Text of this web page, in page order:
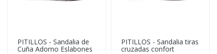
PITILLOS - Sandalia de
Cuña Adorno Eslabones
PITILLOS - Sandalia tiras
cruzadas confort